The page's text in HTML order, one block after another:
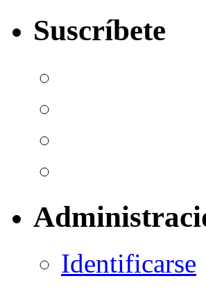
Suscríbete
Identificarse